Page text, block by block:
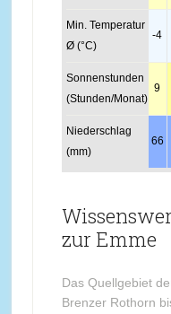
Min. Temperatur
Ø (°C)
-4
Sonnenstunden
(Stunden/Monat)
9
Niederschlag
(mm)
66
zur Emme
Das Quellgebiet
Brenzer Rothorn